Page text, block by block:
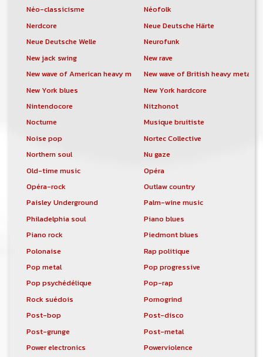
Néo-classicisme
Néofolk
Nerdcore
Neue Deutsche Härte
Neue Deutsche Welle
Neurofunk
New jack swing
New rave
New wave of American heavy metalNew wave of British heavy metal
New York blues
New York hardcore
Nintendocore
Nitzhonot
Nocturne
Musique bruitiste
Noise pop
Nortec Collective
Northern soul
Nu gaze
Old-time music
Opéra
Opéra-rock
Outlaw country
Paisley Underground
Palm-wine music
Philadelphia soul
Piano blues
Piano rock
Piedmont blues
Polonaise
Rap politique
Pop metal
Pop progressive
Pop psychédélique
Pop-rap
Rock suédois
Pornogrind
Post-bop
Post-disco
Post-grunge
Post-metal
Power electronics
Powerviolence